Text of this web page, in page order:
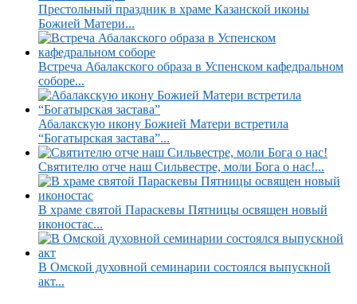
Престольный праздник в храме Казанской иконы
Божией Матери...
Встреча Абалакского образа в Успенском кафедральном
соборе...
Абалакскую икону Божией Матери встретила
“Богатырская застава”...
Святителю отче наш Сильвестре, моли Бога о нас!...
В храме святой Параскевы Пятницы освящен новый
иконостас...
В Омской духовной семинарии состоялся выпускной
акт...